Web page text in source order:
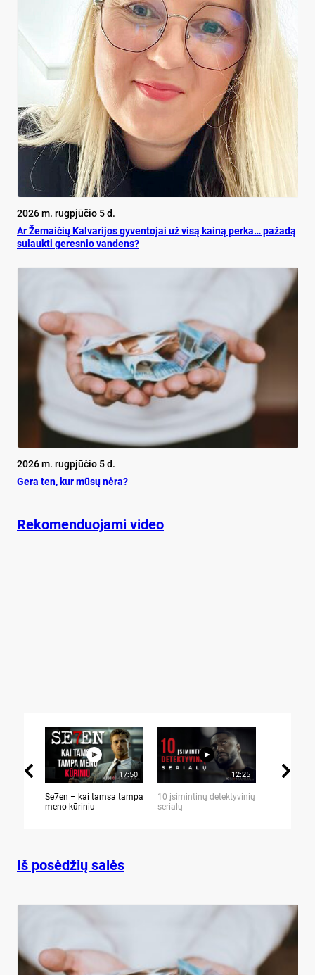
2026 m. rugpjūčio 5 d.
Ar Že­mai­čių Kal­va­ri­jos gy­ven­to­jai už vi­są kai­ną per­ka… pa­ža­dą
su­lauk­ti ge­res­nio van­dens?
2026 m. rugpjūčio 5 d.
Ge­ra ten, kur mū­sų nė­ra?
Rekomenduojami video
17:50
Se7en – kai tamsa tampa
meno kūriniu
12:25
10 įsimintinų detektyvinių
serialų
Iš posėdžių salės